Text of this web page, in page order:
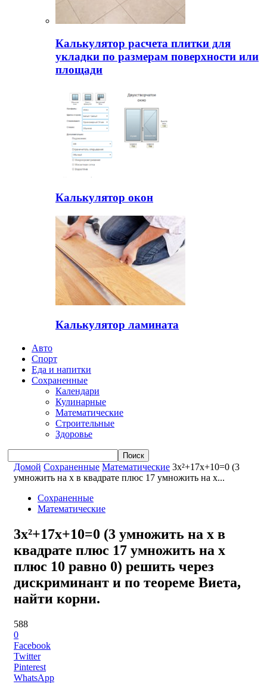
Калькулятор расчета плитки для
укладки по размерам поверхности или
площади
Калькулятор окон
Калькулятор ламината
Авто
Спорт
Еда и напитки
Сохраненные
Календари
Кулинарные
Математические
Строительные
Здоровье
Домой Сохраненные Математические 3x²+17x+10=0 (3
умножить на x в квадрате плюс 17 умножить на x...
Сохраненные
Математические
3x²+17x+10=0 (3 умножить на x в
квадрате плюс 17 умножить на x
плюс 10 равно 0) решить через
дискриминант и по теореме Виета,
найти корни.
588
0
Facebook
Twitter
Pinterest
WhatsApp